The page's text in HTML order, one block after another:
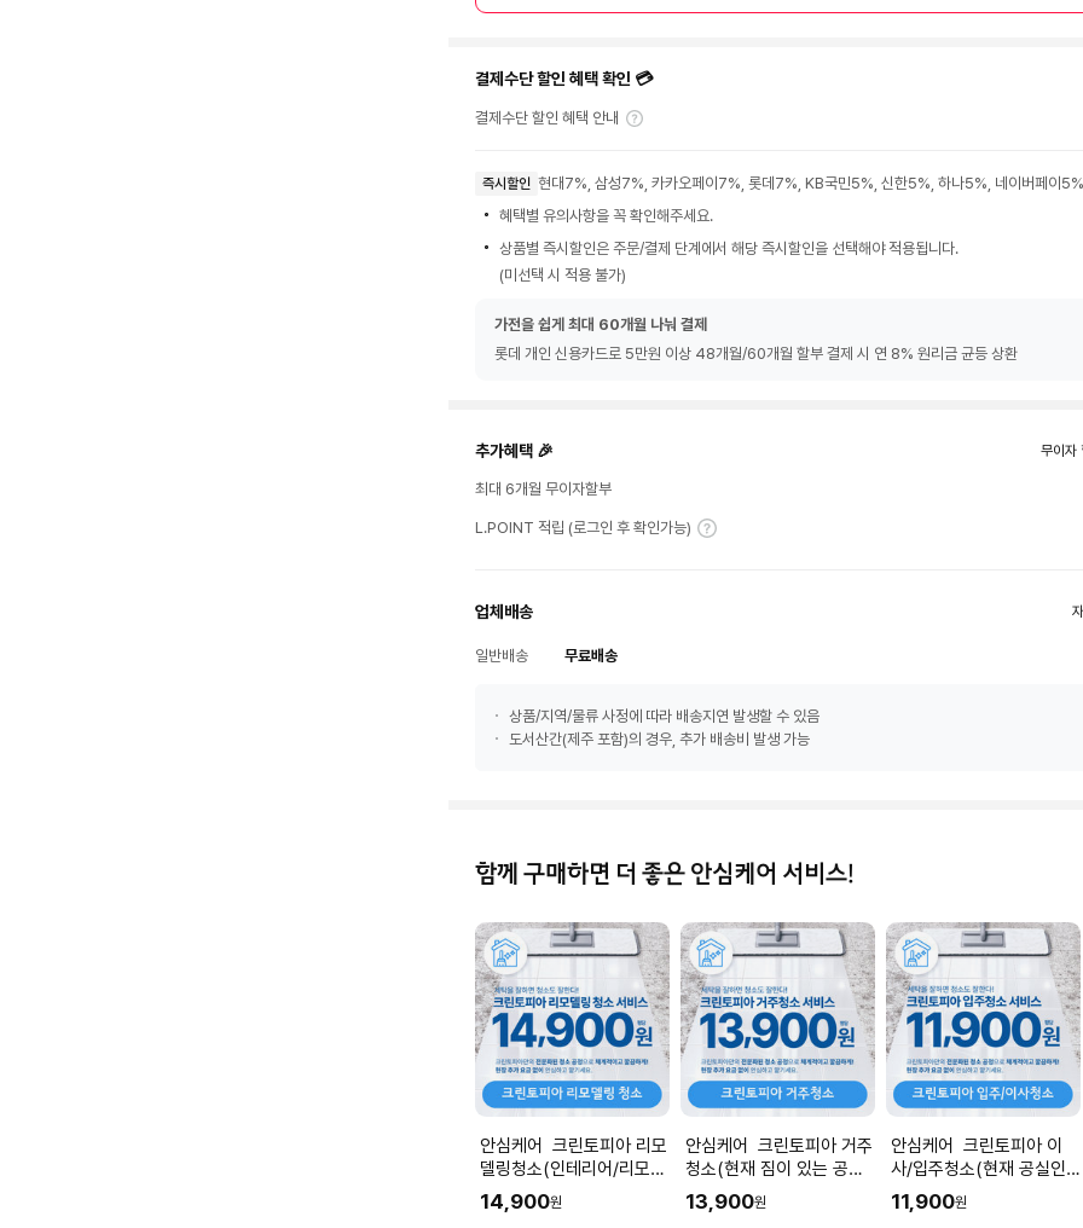
결제수단 할인 혜택 확인 💳
결제수단 할인 혜택 안내
즉시할인 현대7%, 삼성7%, 카카오페이7%, 롯데7%, KB국민5%, 신한5%, 하나5%, 네이버페이5%
혜택별 유의사항을 꼭 확인해주세요.
상품별 즉시할인은 주문/결제 단계에서 해당 즉시할인을 선택해야 적용됩니다.
(미선택 시 적용 불가)
가전을 쉽게 최대 60개월 나눠 결제
롯데 개인 신용카드로 5만원 이상 48개월/60개월 할부 결제 시 연 8% 원리금 균등 상환
추가혜택 🎉 무이자
최대 6개월 무이자할부
L.POINT 적립 (로그인 후 확인가능)
업체배송
일반배송 무료배송
상품/지역/물류 사정에 따라 배송지연 발생할 수 있음
도서산간(제주 포함)의 경우, 추가 배송비 발생 가능
함께 구매하면 더 좋은 안심케어 서비스!
안심케어 크린토피아 리모
델링청소(인테리어/리모델
링 공사 직후) I 공간 평수
에 맞춰 수량을 입력해주세
14,900원
안심케어 크린토피아 거주
청소(현재 짐이 있는 공간
청소) I 공간 평수에 맞춰
수량을 입력해주세요.
13,900원
안심케어 크린토피아 이
사/입주청소(현재 공실인
공간청소) I 공간 평수에 맞
춰 수량을 입력해주세요.
11,900원